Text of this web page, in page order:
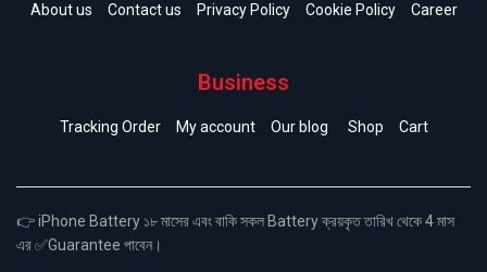
About us Contact us Privacy Policy Cookie Policy Career
Business
Tracking Order My account Our blog Shop Cart
👉 iPhone Battery ১৮ মাসের এবং বাকি সকল Battery ক্রয়কৃত তারিখ থেকে 4 মাস
এর ✅Guarantee পাবেন।